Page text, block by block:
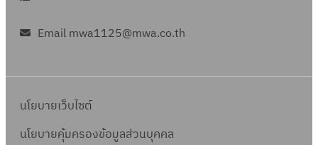
Email mwa1125@mwa.co.th
นโยบายเว็บไซต์
นโยบายคุ้มครองข้อมูลส่วนบุคคล